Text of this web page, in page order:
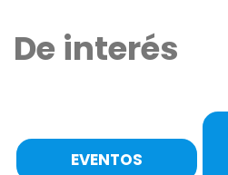
De interés
EVENTOS